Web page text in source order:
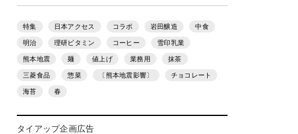
特集 日本アクセス コラボ 岩田醸造 中食
明治 理研ビタミン コーヒー 雪印乳業
熊本地震 麺 値上げ 業務用 抹茶
三菱食品 惣菜 〔熊本地震影響〕 チョコレート
海苔 春
タイアップ企画広告